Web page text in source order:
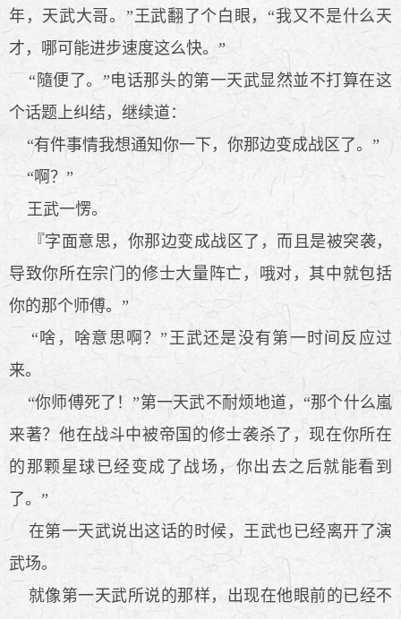
年，天武大哥。”王武翻了个白眼，“我又不是什么天
才，哪可能进步速度这么快。”
“隨便了。”电话那头的第一天武显然並不打算在这
个话题上纠结，继续道：
“有件事情我想通知你一下，你那边变成战区了。”
“啊？”
王武一愣。
『字面意思，你那边变成战区了，而且是被突袭，
导致你所在宗门的修士大量阵亡，哦对，其中就包括
你的那个师傅。”
“啥，啥意思啊？”王武还是没有第一时间反应过
来。
“你师傅死了！”第一天武不耐烦地道，“那个什么嵐
来著？他在战斗中被帝国的修士袭杀了，现在你所在
的那颗星球已经变成了战场，你出去之后就能看到
了。”
在第一天武说出这话的时候，王武也已经离开了演
武场。
就像第一天武所说的那样，出现在他眼前的已经不